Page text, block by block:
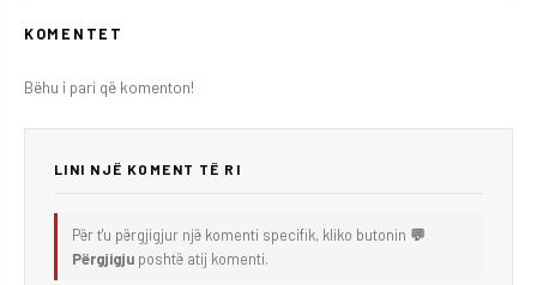
KOMENTET
Bëhu i pari që komenton!
LINI NJË KOMENT TË RI
Për t'u përgjigjur një komenti specifik, kliko butonin 💬
Përgjigju poshtë atij komenti.